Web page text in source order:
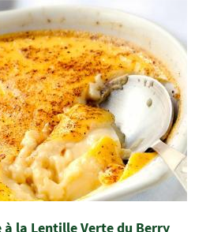
à la Lentille Verte du Berry